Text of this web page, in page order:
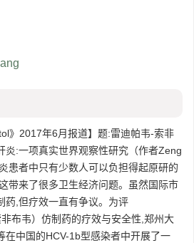
》2017年6月报道】题:雷迪帕韦-索非
炎:一项真实世界观察性研究（作者Zeng
患者中只有少数人可以负担得起原研的
带来了很多卫生经济问题。虽然国际市
药,但疗效一直有争议。为评
布韦）仿制药的疗效与安全性,郑州大
在中国的HCV-1b型感染者中开展了一